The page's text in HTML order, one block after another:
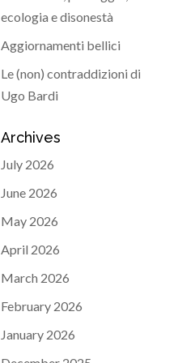
ecologia e disonestà
Aggiornamenti bellici
Le (non) contraddizioni di
Ugo Bardi
Archives
July 2026
June 2026
May 2026
April 2026
March 2026
February 2026
January 2026